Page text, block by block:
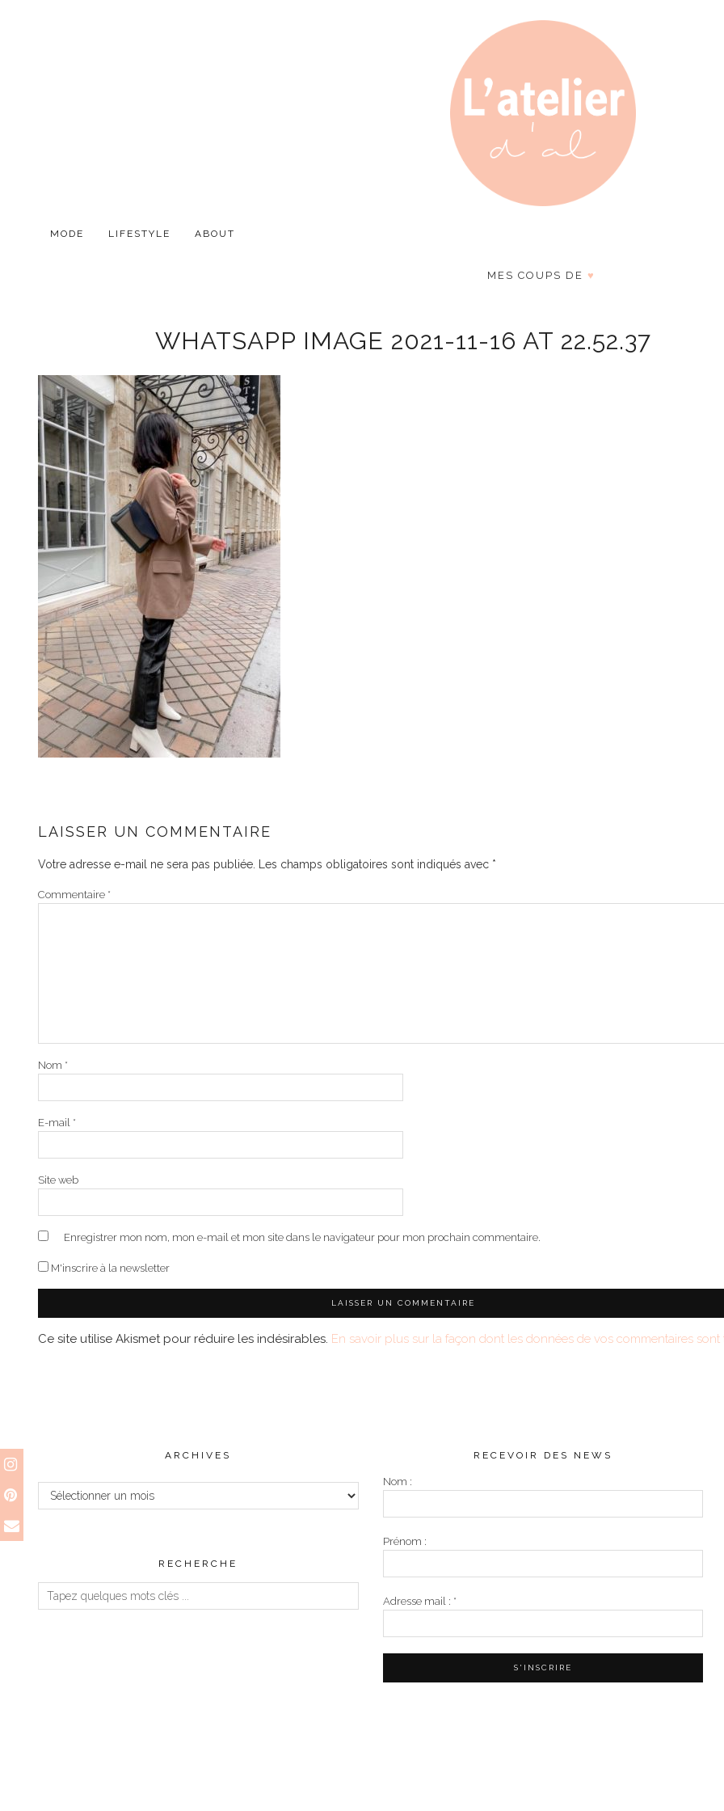
MODE LIFESTYLE ABOUT
MES COUPS DE ♥
WHATSAPP IMAGE 2021-11-16 AT 22.52.37
LAISSER UN COMMENTAIRE
Votre adresse e-mail ne sera pas publiée. Les champs obligatoires sont indiqués avec *
Commentaire *
Nom *
E-mail *
Site web
Enregistrer mon nom, mon e-mail et mon site dans le navigateur pour mon prochain commentaire.
M'inscrire à la newsletter
Ce site utilise Akismet pour réduire les indésirables. En savoir plus sur la façon dont les données de vos commentaires sont
ARCHIVES
Archives
RECHERCHE
RECEVOIR DES NEWS
Nom :
Prénom :
Adresse mail : *